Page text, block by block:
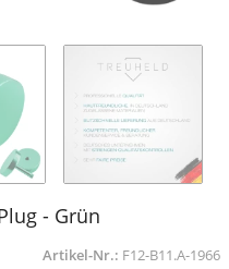
- Grün
Artikel-Nr.: F12-B11.A-1966